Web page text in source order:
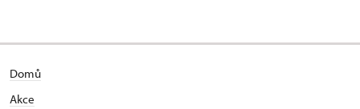
Domů
Akce